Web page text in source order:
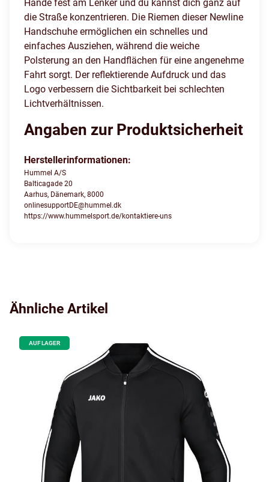
Hände fest am Lenker und du kannst dich ganz auf
die Straße konzentrieren. Die Riemen dieser Newline
Handschuhe ermöglichen ein schnelles und
einfaches Ausziehen, während die weiche
Polsterung an den Handflächen für eine angenehme
Fahrt sorgt. Der reflektierende Aufdruck und das
Logo verbessern die Sichtbarkeit bei schlechten
Lichtverhältnissen.
Angaben zur Produktsicherheit
Herstellerinformationen:
Hummel A/S
Balticagade 20
Aarhus, Dänemark, 8000
onlinesupportDE@hummel.dk
https://www.hummelsport.de/kontaktiere-uns
Ähnliche Artikel
AUF LAGER